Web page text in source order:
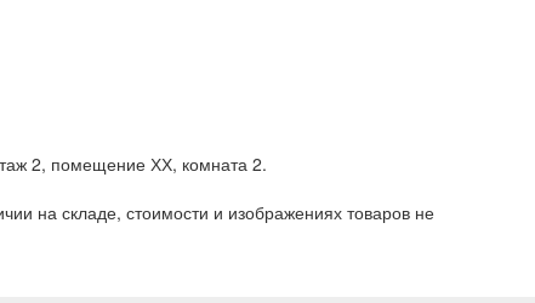
2, помещение ХХ, комната 2.
на складе, стоимости и изображениях товаров не